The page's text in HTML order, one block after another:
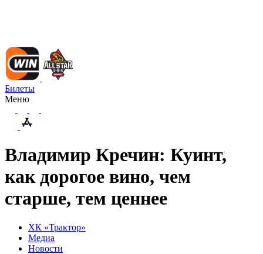
Билеты
Меню
Владимир Кречин: Куинт,
как дорогое вино, чем
старше, тем ценнее
ХК «Трактор»
Медиа
Новости